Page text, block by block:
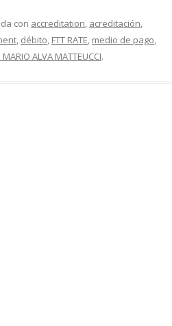
con accreditation, acreditación,
, débito, FTT RATE, medio de pago,
MARIO ALVA MATTEUCCI.